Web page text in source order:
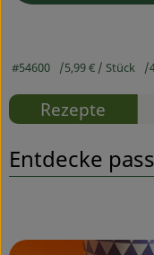
#54600 5,99 € / Stück
Rezepte
Entdecke